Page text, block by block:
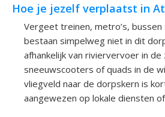
Hoe je jezelf verplaatst in
Vergeet treinen, metro’s, bussen
bestaan simpelweg niet in dit
afhankelijk van riviervervoer in de
sneeuwscooters of quads in de
vliegveld naar de dorpskern is
aangewezen op lokale diensten